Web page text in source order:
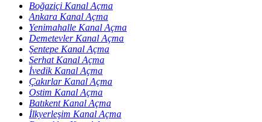
Boğaziçi Kanal Açma
Ankara Kanal Açma
Yenimahalle Kanal Açma
Demetevler Kanal Açma
Şentepe Kanal Açma
Serhat Kanal Açma
İvedik Kanal Açma
Çakırlar Kanal Açma
Ostim Kanal Açma
Batıkent Kanal Açma
İlkyerleşim Kanal Açma